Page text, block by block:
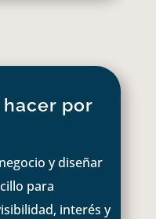
hacer por
y diseñar
para
interés y